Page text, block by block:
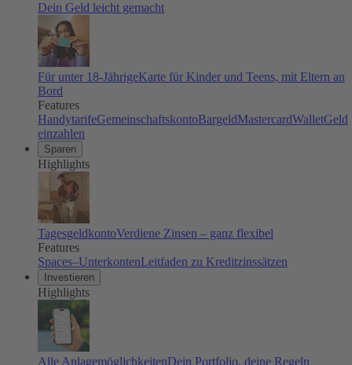
Dein Geld leicht gemacht
Für unter 18-JährigeKarte für Kinder und Teens, mit Eltern an
Bord
Features
HandytarifeGemeinschaftskontoBargeldMastercardWalletGeld
einzahlen
Sparen
Highlights
TagesgeldkontoVerdiene Zinsen – ganz flexibel
Features
Spaces–UnterkontenLeitfaden zu Kreditzinssätzen
Investieren
Highlights
Alle AnlagemöglichkeitenDein Portfolio, deine Regeln